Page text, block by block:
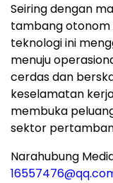
Seiring dengan
tambang otonom
teknologi ini
menuju
cerdas dan
keselamatan
membuka
sektor
Narahubung